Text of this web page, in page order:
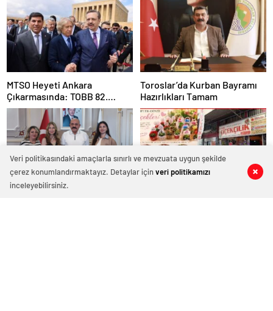
0 0
1 0
MTSO Heyeti Ankara
Çıkarmasında: TOBB 82.
Genel Kurulu’nda Mersin
Talepleri İletildi
Toroslar’da Kurban Bayramı
Hazırlıkları Tamam
Veri politikasındaki amaçlarla sınırlı ve mevzuata uygun şekilde
çerez konumlandırmaktayız. Detaylar içinveri politikamızı
inceleyebilirsiniz.